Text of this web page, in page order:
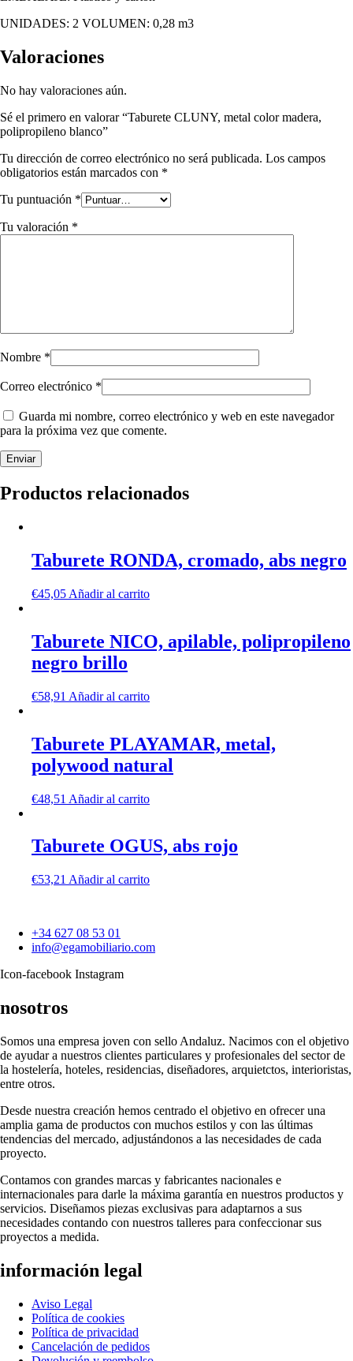
UNIDADES: 2 VOLUMEN: 0,28 m3
Valoraciones
No hay valoraciones aún.
Sé el primero en valorar “Taburete CLUNY, metal color madera,
polipropileno blanco”
Tu dirección de correo electrónico no será publicada. Los campos
obligatorios están marcados con *
Tu puntuación *
Tu valoración *
Nombre *
Correo electrónico *
Guarda mi nombre, correo electrónico y web en este navegador
para la próxima vez que comente.
Productos relacionados
Taburete RONDA, cromado, abs negro
€45,05 Añadir al carrito
Taburete NICO, apilable, polipropileno
negro brillo
€58,91 Añadir al carrito
Taburete PLAYAMAR, metal,
polywood natural
€48,51 Añadir al carrito
Taburete OGUS, abs rojo
€53,21 Añadir al carrito
+34 627 08 53 01
info@egamobiliario.com
Icon-facebook Instagram
nosotros
Somos una empresa joven con sello Andaluz. Nacimos con el objetivo
de ayudar a nuestros clientes particulares y profesionales del sector de
la hostelería, hoteles, residencias, diseñadores, arquietctos, interioristas,
entre otros.
Desde nuestra creación hemos centrado el objetivo en ofrecer una
amplia gama de productos con muchos estilos y con las últimas
tendencias del mercado, adjustándonos a las necesidades de cada
proyecto.
Contamos con grandes marcas y fabricantes nacionales e
internacionales para darle la máxima garantía en nuestros productos y
servicios. Diseñamos piezas exclusivas para adaptarnos a sus
necesidades contando con nuestros talleres para confeccionar sus
proyectos a medida.
información legal
Aviso Legal
Política de cookies
Política de privacidad
Cancelación de pedidos